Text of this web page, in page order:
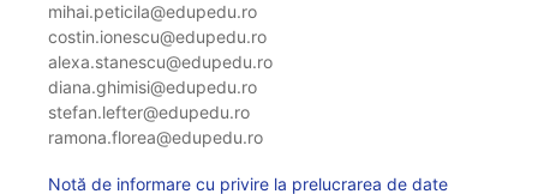
mihai.peticila@edupedu.ro
costin.ionescu@edupedu.ro
alexa.stanescu@edupedu.ro
diana.ghimisi@edupedu.ro
stefan.lefter@edupedu.ro
ramona.florea@edupedu.ro
Notă de informare cu privire la prelucrarea de date